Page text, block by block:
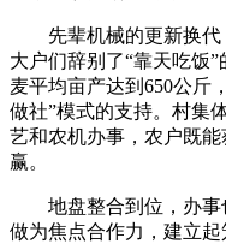
先辈机械的更新换代
大户们辞别了“靠天吃饭
麦平均亩产达到650公斤
做社”模式的支持。村集
艺和农机办事，农户既
赢。
地盘整合到位，办事
做为焦点合作力，建立